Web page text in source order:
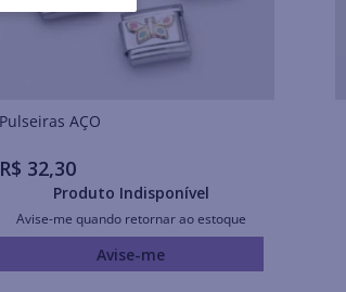
Pulseiras AÇO
R$ 32,30
Produto Indisponível
Avise-me quando retornar ao estoque
Avise-me